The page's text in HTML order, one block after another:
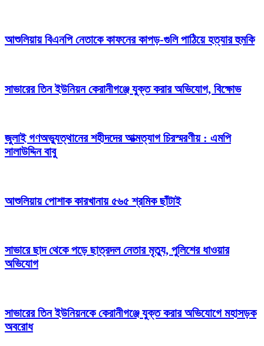
আশুলিয়ায় বিএনপি নেতাকে কাফনের কাপড়-গুলি পাঠিয়ে হত্যার হুমকি
সাভারের তিন ইউনিয়ন কেরানীগঞ্জে যুক্ত করার অভিযোগ, বিক্ষোভ
জুলাই গণঅভ্যুত্থানের শহীদদের আত্মত্যাগ চিরস্মরণীয় : এমপি
সালাউদ্দিন বাবু
আশুলিয়ায় পোশাক কারখানায় ৫৬৫ শ্রমিক ছাঁটাই
সাভারে ছাদ থেকে পড়ে ছাত্রদল নেতার মৃত্যু, পুলিশের ধাওয়ার
অভিযোগ
সাভারের তিন ইউনিয়নকে কেরানীগঞ্জে যুক্ত করার অভিযোগে মহাসড়ক
অবরোধ